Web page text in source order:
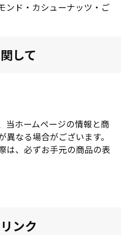
ンド・カシューナッツ・ご
して
ホームページの情報と商
なる場合がございます。
は、必ずお手元の商品の表
ンク